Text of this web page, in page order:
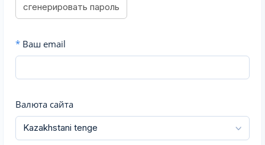
сгенерировать пароль
* Ваш email
Валюта сайта